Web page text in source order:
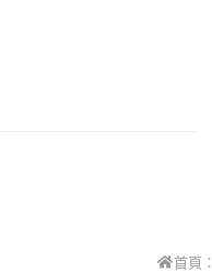
首頁：